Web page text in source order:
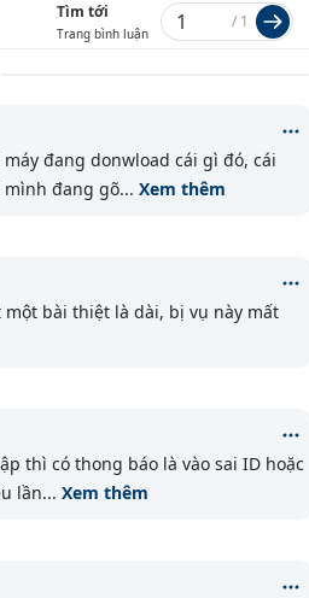
Tìm tới
Trang bình luận
/ 1
đang donwload cái gì đó, cái
đang gõ... Xem thêm
bài thiệt là dài, bị vụ này mất
thì có thong báo là vào sai ID hoặc
lần... Xem thêm